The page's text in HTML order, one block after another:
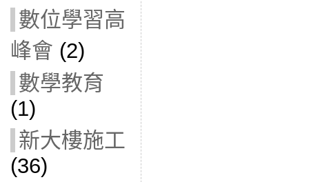
數位學習高
峰會 (2)
數學教育
(1)
新大樓施工
(36)